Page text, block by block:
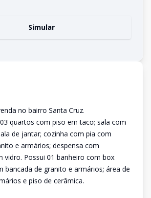
Simular
no bairro Santa Cruz.
quartos com piso em taco; sala com
de jantar; cozinha com pia com
e armários; despensa com
vidro. Possui 01 banheiro com box
bancada de granito e armários; área de
e piso de cerâmica.